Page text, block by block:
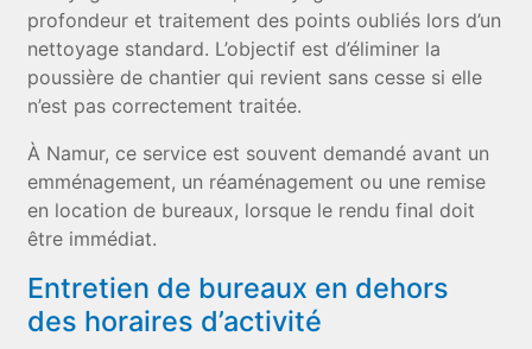
profondeur et traitement des points oubliés lors d’un
nettoyage standard. L’objectif est d’éliminer la
poussière de chantier qui revient sans cesse si elle
n’est pas correctement traitée.
À Namur, ce service est souvent demandé avant un
emménagement, un réaménagement ou une remise
en location de bureaux, lorsque le rendu final doit
être immédiat.
Entretien de bureaux en dehors
des horaires d’activité